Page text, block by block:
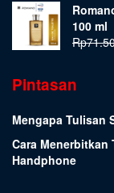
100 ml
Rp
Pintasan
Mengapa Tulisan
Cara
Handphone